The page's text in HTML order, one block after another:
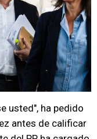
usted", ha pedido
antes de calificar